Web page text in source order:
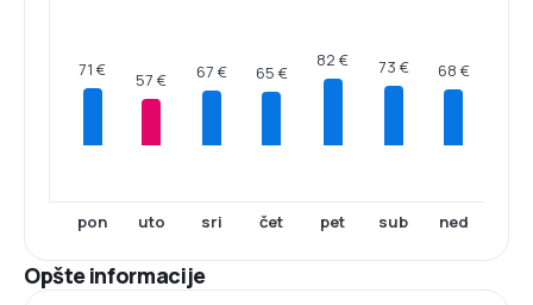
71 €
pon
57 €
uto
67 €
sri
65 €
čet
82 €
pet
73 €
sub
68 €
ned
Opšte informacije